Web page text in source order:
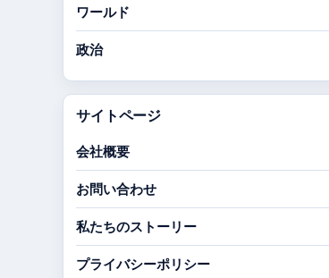
ワールド
政治
サイトページ
会社概要
お問い合わせ
私たちのストーリー
プライバシーポリシー